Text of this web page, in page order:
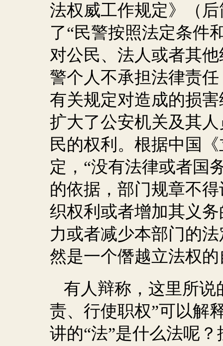
法权威工作规定》（
了“民警按照法定条件
对公民、法人或者其
警个人不承担法律责
有关规定对造成的损
扩大了公安机关及其
民的权利。根据中国
定，“没有法律或者国
的依据，部门规章不
织权利或者增加其义
力或者减少本部门的
然是一个僭越立法权
有人辩称，这里所说
责、行使职权”可以解
讲的“法”是什么法呢